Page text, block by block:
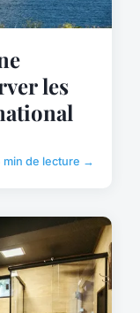
les
min de lecture →